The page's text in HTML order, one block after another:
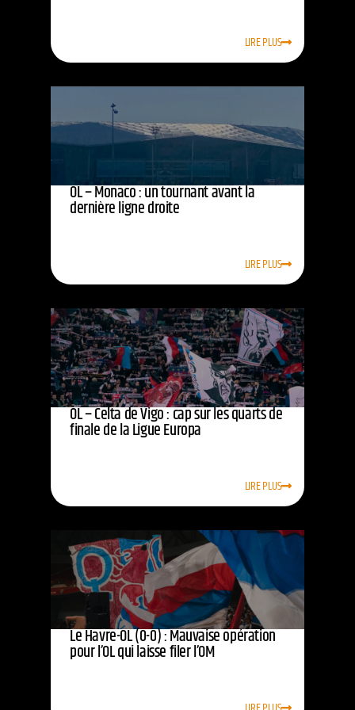
LIRE PLUS
OL – Monaco : un tournant avant la
dernière ligne droite
LIRE PLUS
OL – Celta de Vigo : cap sur les quarts de
finale de la Ligue Europa
LIRE PLUS
Le Havre-OL (0-0) : Mauvaise opération
pour l’OL qui laisse filer l’OM